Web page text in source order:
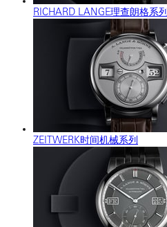
RICHARD LANGE理查朗格系列
ZEITWERK时间机械系列